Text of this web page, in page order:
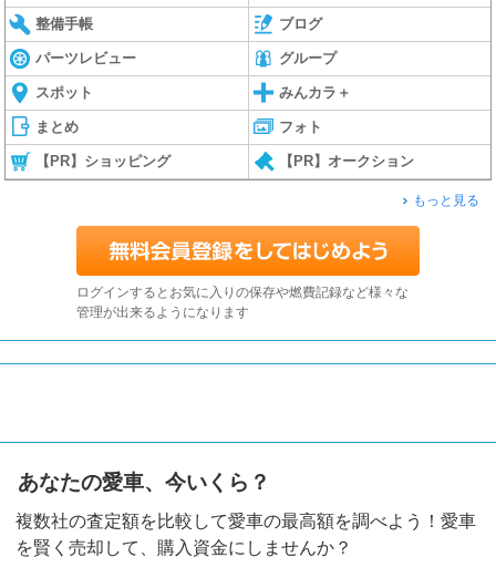
整備手帳 ブログ
パーツレビュー グループ
スポット みんカラ＋
まとめ フォト
【PR】ショッピング 【PR】オークション
もっと見る
ログインするとお気に入りの保存や燃費記録など様々な
管理が出来るようになります
あなたの愛車、今いくら？
複数社の査定額を比較して愛車の最高額を調べよう！愛車
を賢く売却して、購入資金にしませんか？